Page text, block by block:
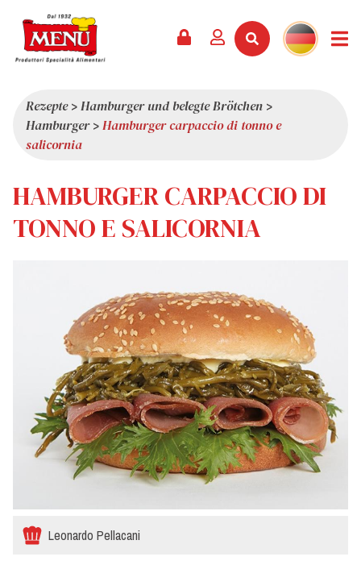
KATALOG
SERVICES
NEUHEITEN
PRÄMIEN
ÜBER UNS
QUALITÄT
INTERESSANTES
SHOWROOM
Rezepte>Hamburger und belegte Brötchen >
Hamburger>Hamburger carpaccio di tonno e
salicornia
HAMBURGER CARPACCIO DI
TONNO E SALICORNIA
Leonardo Pellacani